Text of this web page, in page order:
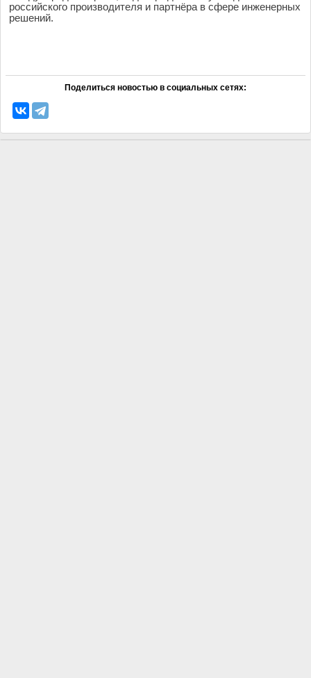
российского производителя и партнёра в сфере инженерных
решений.
Поделиться новостью в социальных сетях: